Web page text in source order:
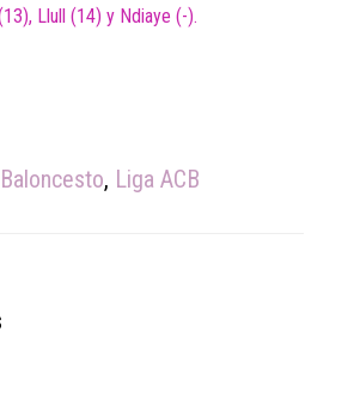
Llull (14) y Ndiaye (-).
Baloncesto, Liga ACB